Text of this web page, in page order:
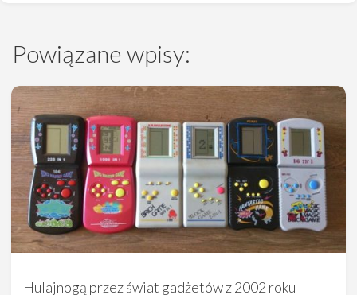
Powiązane wpisy:
Hulajnogą przez świat gadżetów z 2002 roku